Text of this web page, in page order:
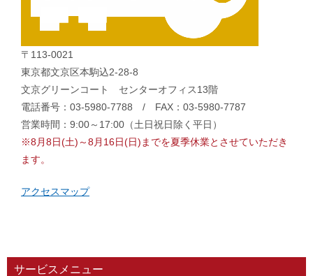
〒113-0021
東京都文京区本駒込2-28-8
文京グリーンコート センターオフィス13階
電話番号：03-5980-7788 / FAX：03-5980-7787
営業時間：9:00～17:00（土日祝日除く平日）
※8月8日(土)～8月16日(日)までを夏季休業とさせていただき
ます。
アクセスマップ
サービスメニュー